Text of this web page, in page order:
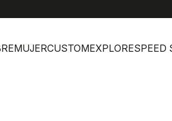
MUJERCUSTOMEXPLORESPEED